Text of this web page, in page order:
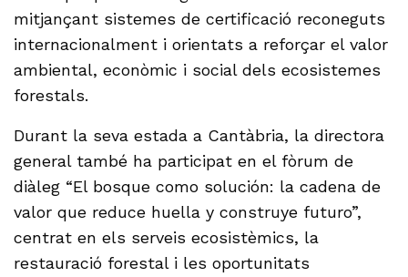
mitjançant sistemes de certificació reconeguts
internacionalment i orientats a reforçar el valor
ambiental, econòmic i social dels ecosistemes
forestals.
Durant la seva estada a Cantàbria, la directora
general també ha participat en el fòrum de
diàleg “El bosque como solución: la cadena de
valor que reduce huella y construye futuro”,
centrat en els serveis ecosistèmics, la
restauració forestal i les oportunitats